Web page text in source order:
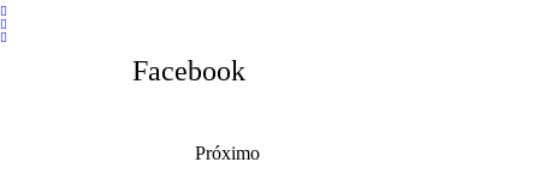
Facebook
Próximo